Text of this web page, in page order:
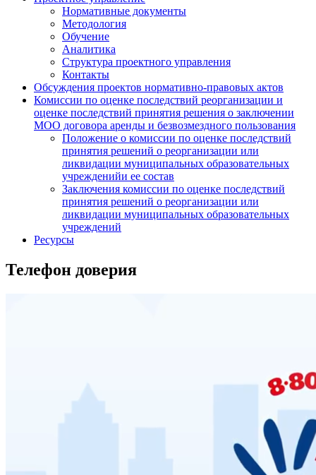
Нормативные документы
Методология
Обучение
Аналитика
Структура проектного управления
Контакты
Обсуждения проектов нормативно-правовых актов
Комиссии по оценке последствий реорганизации и
оценке последствий принятия решения о заключении
МОО договора аренды и безвозмездного пользования
Положение о комиссии по оценке последствий
принятия решений о реорганизации или
ликвидации муниципальных образовательных
учрежденийи ее состав
Заключения комиссии по оценке последствий
принятия решений о реорганизации или
ликвидации муниципальных образовательных
учреждений
Ресурсы
Телефон доверия